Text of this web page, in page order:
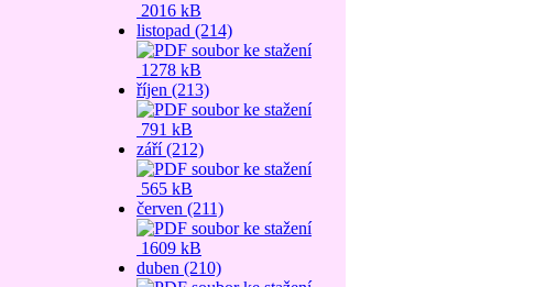
2016 kB
listopad (214)
1278 kB
říjen (213)
791 kB
září (212)
565 kB
červen (211)
1609 kB
duben (210)